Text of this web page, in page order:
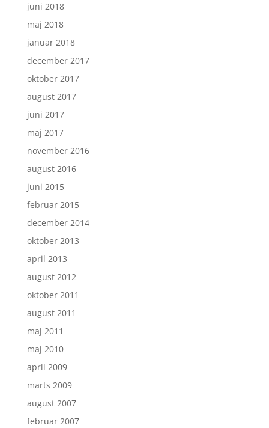
juni 2018
maj 2018
januar 2018
december 2017
oktober 2017
august 2017
juni 2017
maj 2017
november 2016
august 2016
juni 2015
februar 2015
december 2014
oktober 2013
april 2013
august 2012
oktober 2011
august 2011
maj 2011
maj 2010
april 2009
marts 2009
august 2007
februar 2007